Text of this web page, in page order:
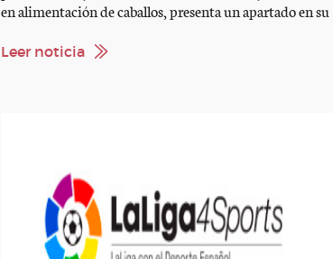
en alimentación de caballos, presenta un apartado en su
caballos. El objetivo de Pavo con esta acción es mejorar el
Leer noticia